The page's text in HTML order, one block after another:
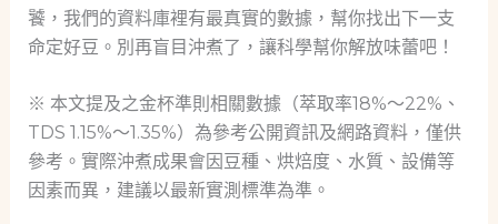
饕，我們的資料庫裡有最真實的數據，幫你找出下一支
命定好豆。別再盲目沖煮了，讓科學幫你解放味蕾吧！
※ 本文提及之金杯準則相關數據（萃取率18%～22%、
TDS 1.15%～1.35%）為參考公開資訊及網路資料，僅供
參考。實際沖煮成果會因豆種、烘焙度、水質、設備等
因素而異，建議以最新實測標準為準。